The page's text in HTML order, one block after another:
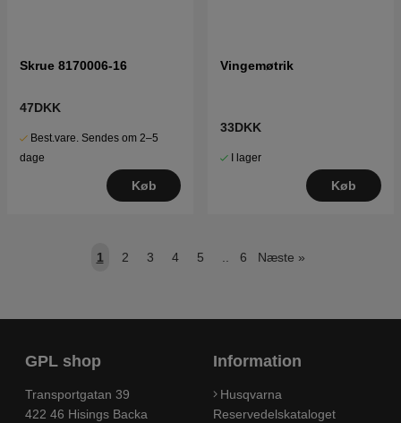
Skrue 8170006-16
47DKK
Best.vare. Sendes om 2–5
dage
Køb
Vingemøtrik
33DKK
I lager
Køb
1 2 3 4 5 .. 6 Næste »
GPL shop
Transportgatan 39
422 46 Hisings Backa
Information
Husqvarna
Reservedelskataloget